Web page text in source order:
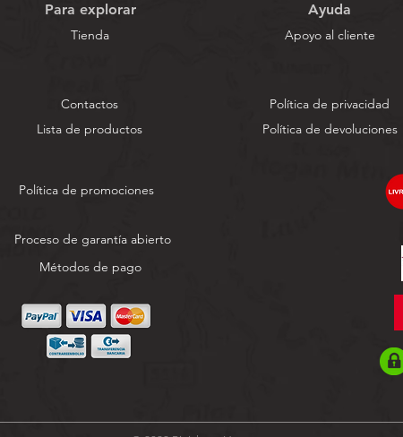
Para explorar
Tienda
Contactos
Lista de productos
Política de promociones
Proceso de garantía abierto
Métodos de pago
Ayuda
Apoyo al cliente
Política de privacidad
Política de devoluciones